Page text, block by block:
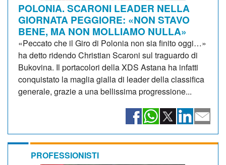
POLONIA. SCARONI LEADER NELLA
GIORNATA PEGGIORE: «NON STAVO
BENE, MA NON MOLLIAMO NULLA»
«Peccato che il Giro di Polonia non sia finito oggi…»
ha detto ridendo Christian Scaroni sul traguardo di
Bukovina. Il portacolori della XDS Astana ha infatti
conquistato la maglia gialla di leader della classifica
generale, grazie a una bellissima progressione...
PROFESSIONISTI